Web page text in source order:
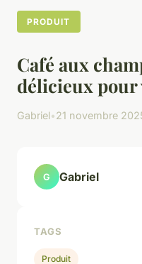
PRODUIT
Café aux
délicieux
Gabriel•21 novembre
G Gabriel
TAGS
Produit